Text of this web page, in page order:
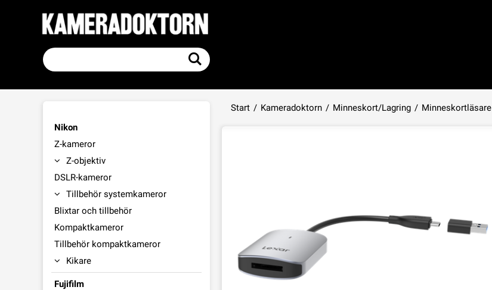
Start / Kameradoktorn / Minneskort/Lagring / Minneskortläsare
Nikon
Z-kameror
Z-objektiv
DSLR-kameror
Tillbehör systemkameror
Blixtar och tillbehör
Kompaktkameror
Tillbehör kompaktkameror
Kikare
Fujifilm